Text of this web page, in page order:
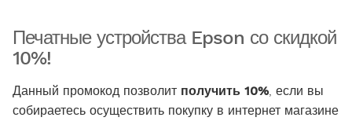
Печатные устройства Epson со скидкой
10%!
Данный промокод позволит получить 10% , если вы
собираетесь осуществить покупку в интернет магазине